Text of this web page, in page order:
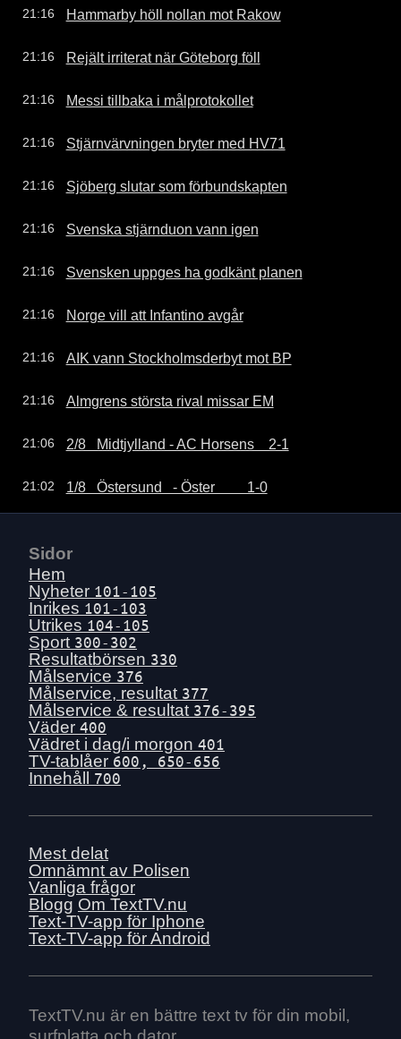
21:16 Hammarby höll nollan mot Rakow
21:16 Rejält irriterat när Göteborg föll
21:16 Messi tillbaka i målprotokollet
21:16 Stjärnvärvningen bryter med HV71
21:16 Sjöberg slutar som förbundskapten
21:16 Svenska stjärnduon vann igen
21:16 Svensken uppges ha godkänt planen
21:16 Norge vill att Infantino avgår
21:16 AIK vann Stockholmsderbyt mot BP
21:16 Almgrens största rival missar EM
21:06 2/8   Midtjylland - AC Horsens    2-1
21:02 1/8   Östersund   - Öster         1-0
Sidor
Hem
Nyheter 101-105
Inrikes 101-103
Utrikes 104-105
Sport 300-302
Resultatbörsen 330
Målservice 376
Målservice, resultat 377
Målservice & resultat 376-395
Väder 400
Vädret i dag/i morgon 401
TV-tablåer 600, 650-656
Innehåll 700
Mest delat
Omnämnt av Polisen
Vanliga frågor
Blogg Om TextTV.nu
Text-TV-app för Iphone
Text-TV-app för Android
TextTV.nu är en bättre text tv för din mobil,